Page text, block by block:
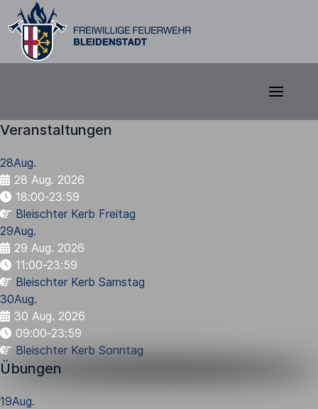
Veranstaltungen
28Aug.
28 Aug. 2026
18:00-23:59
Bleischter Kerb Freitag
29Aug.
29 Aug. 2026
11:00-23:59
Bleischter Kerb Samstag
30Aug.
30 Aug. 2026
09:00-23:59
Bleischter Kerb Sonntag
Übungen
19Aug.